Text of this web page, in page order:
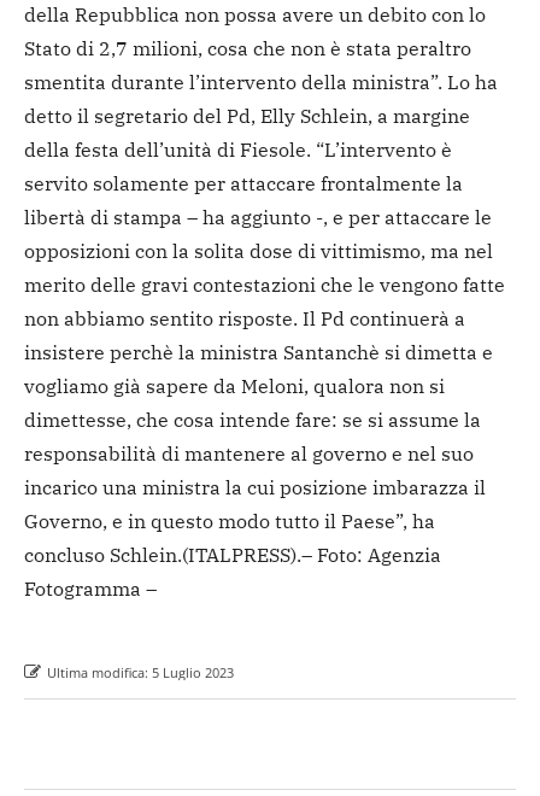
della Repubblica non possa avere un debito con lo
Stato di 2,7 milioni, cosa che non è stata peraltro
smentita durante l’intervento della ministra”. Lo ha
detto il segretario del Pd, Elly Schlein, a margine
della festa dell’unità di Fiesole. “L’intervento è
servito solamente per attaccare frontalmente la
libertà di stampa – ha aggiunto -, e per attaccare le
opposizioni con la solita dose di vittimismo, ma nel
merito delle gravi contestazioni che le vengono fatte
non abbiamo sentito risposte. Il Pd continuerà a
insistere perchè la ministra Santanchè si dimetta e
vogliamo già sapere da Meloni, qualora non si
dimettesse, che cosa intende fare: se si assume la
responsabilità di mantenere al governo e nel suo
incarico una ministra la cui posizione imbarazza il
Governo, e in questo modo tutto il Paese”, ha
concluso Schlein.(ITALPRESS).– Foto: Agenzia
Fotogramma –
Ultima modifica: 5 Luglio 2023